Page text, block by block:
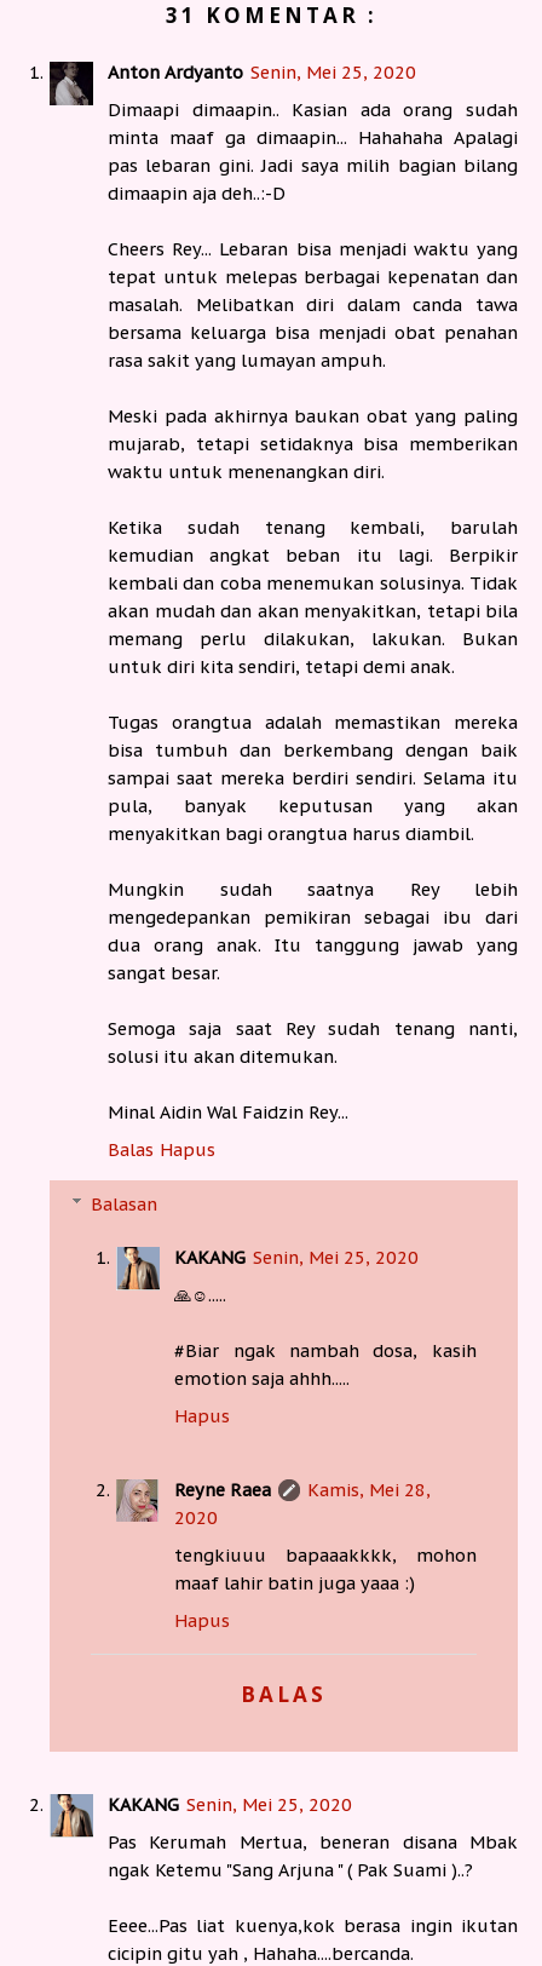
31 KOMENTAR :
Anton Ardyanto Senin, Mei 25, 2020
Dimaapi dimaapin.. Kasian ada orang sudah
minta maaf ga dimaapin... Hahahaha Apalagi
pas lebaran gini. Jadi saya milih bagian bilang
dimaapin aja deh..:-D
Cheers Rey... Lebaran bisa menjadi waktu yang
tepat untuk melepas berbagai kepenatan dan
masalah. Melibatkan diri dalam canda tawa
bersama keluarga bisa menjadi obat penahan
rasa sakit yang lumayan ampuh.
Meski pada akhirnya baukan obat yang paling
mujarab, tetapi setidaknya bisa memberikan
waktu untuk menenangkan diri.
Ketika sudah tenang kembali, barulah
kemudian angkat beban itu lagi. Berpikir
kembali dan coba menemukan solusinya. Tidak
akan mudah dan akan menyakitkan, tetapi bila
memang perlu dilakukan, lakukan. Bukan
untuk diri kita sendiri, tetapi demi anak.
Tugas orangtua adalah memastikan mereka
bisa tumbuh dan berkembang dengan baik
sampai saat mereka berdiri sendiri. Selama itu
pula, banyak keputusan yang akan
menyakitkan bagi orangtua harus diambil.
Mungkin sudah saatnya Rey lebih
mengedepankan pemikiran sebagai ibu dari
dua orang anak. Itu tanggung jawab yang
sangat besar.
Semoga saja saat Rey sudah tenang nanti,
solusi itu akan ditemukan.
Minal Aidin Wal Faidzin Rey...
Balas Hapus
Balasan
KAKANG Senin, Mei 25, 2020
🙏☺.....
#Biar ngak nambah dosa, kasih
emotion saja ahhh.....
Hapus
Reyne Raea
Kamis, Mei 28,
2020
tengkiuuu bapaaakkkk, mohon
maaf lahir batin juga yaaa :)
Hapus
BALAS
KAKANG Senin, Mei 25, 2020
Pas Kerumah Mertua, beneran disana Mbak
ngak Ketemu "Sang Arjuna " ( Pak Suami )..?
Eeee...Pas liat kuenya,kok berasa ingin ikutan
cicipin gitu yah , Hahaha....bercanda.